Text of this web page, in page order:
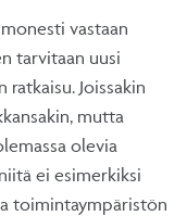
vastaan
tarvitaan uusi
Joissakin
mutta
olevia
ei esimerkiksi
toimintaympäristön